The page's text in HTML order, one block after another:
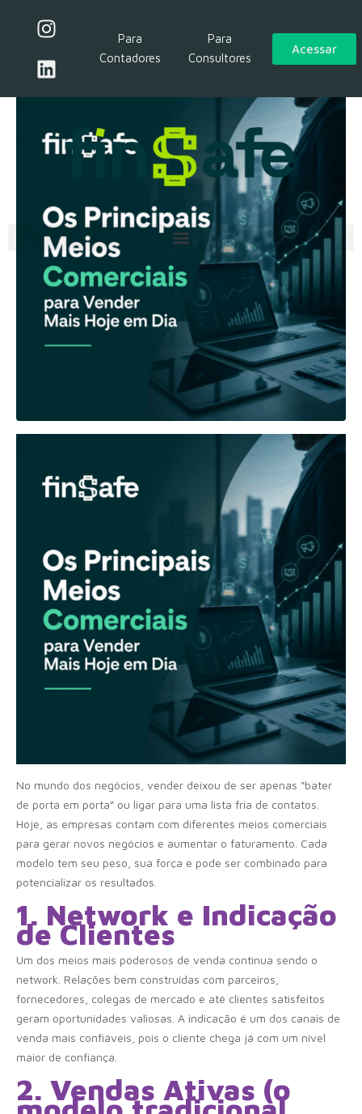
Para
Contadores
Para
Consultores
Acessar
Os Principais Meios
Comerciais para Vender
Mais Hoje em Dia
No mundo dos negócios, vender deixou de ser apenas “bater
de porta em porta” ou ligar para uma lista fria de contatos.
Hoje, as empresas contam com diferentes meios comerciais
para gerar novos negócios e aumentar o faturamento. Cada
modelo tem seu peso, sua força e pode ser combinado para
potencializar os resultados.
1. Network e Indicação
de Clientes
Um dos meios mais poderosos de venda continua sendo o
network. Relações bem construídas com parceiros,
fornecedores, colegas de mercado e até clientes satisfeitos
geram oportunidades valiosas. A indicação é um dos canais de
venda mais confiáveis, pois o cliente chega já com um nível
maior de confiança.
2. Vendas Ativas (o